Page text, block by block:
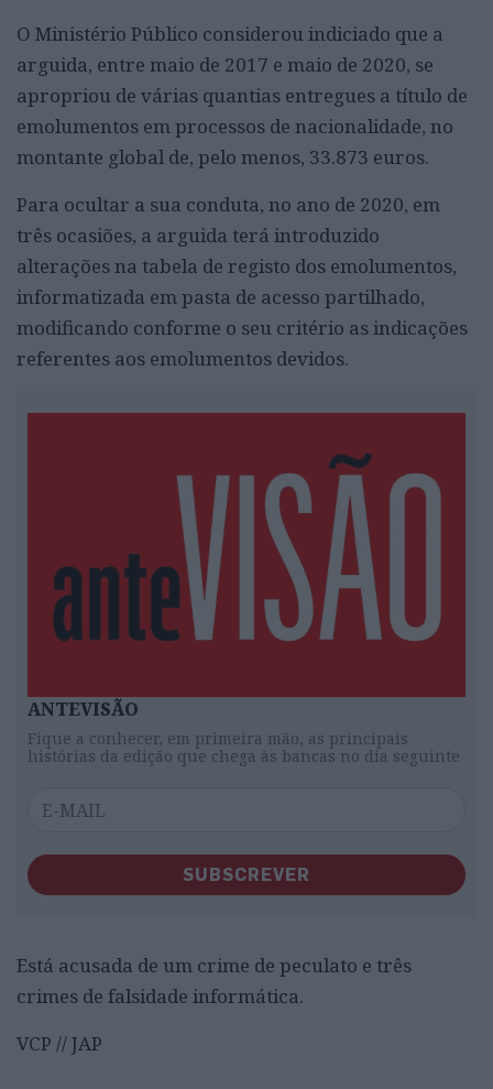
O Ministério Público considerou indiciado que a
arguida, entre maio de 2017 e maio de 2020, se
apropriou de várias quantias entregues a título de
emolumentos em processos de nacionalidade, no
montante global de, pelo menos, 33.873 euros.
Para ocultar a sua conduta, no ano de 2020, em
três ocasiões, a arguida terá introduzido
alterações na tabela de registo dos emolumentos,
informatizada em pasta de acesso partilhado,
modificando conforme o seu critério as indicações
referentes aos emolumentos devidos.
ANTEVISÃO
Fique a conhecer, em primeira mão, as principais
histórias da edição que chega às bancas no dia seguinte
SUBSCREVER
Está acusada de um crime de peculato e três
crimes de falsidade informática.
VCP // JAP